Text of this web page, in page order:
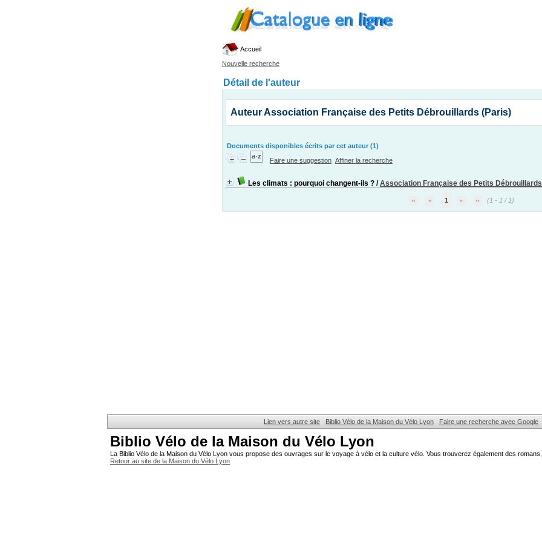
Accueil
Nouvelle recherche
Détail de l'auteur
Auteur Association Française des Petits Débrouillards (Paris)
Documents disponibles écrits par cet auteur (1)
Faire une suggestion Affiner la recherche
Les climats : pourquoi changent-ils ? /Association Française des Petits
1 (1 - 1 / 1)
Lien vers autre site Biblio Vélo de la Maison du Vélo Lyon Faire une recherche avec Google
Biblio Vélo de la Maison du Vélo Lyon
La Biblio Vélo de la Maison du Vélo Lyon vous propose des ouvrages sur le voyage à vélo et la culture vélo. Vous trouverez également des
Retour au site de la Maison du Vélo Lyon